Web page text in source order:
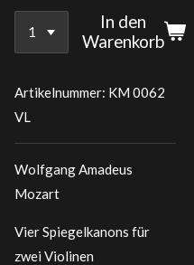
In den
Warenkorb
Artikelnummer: KM 0062
VL
Wolfgang Amadeus
Mozart
Vier Spiegelkanons für
zwei Violinen